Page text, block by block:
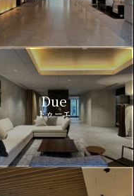
Due
ドゥーエ